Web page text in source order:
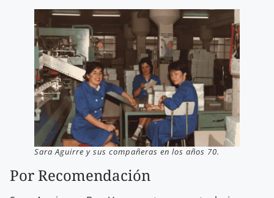
Sara Aguirre y sus compañeras en los años 70.
Por Recomendación